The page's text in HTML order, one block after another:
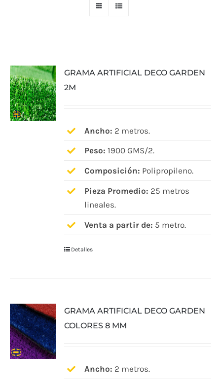
GRAMA ARTIFICIAL DECO GARDEN
2M
Ancho: 2 metros.
Peso: 1900 GMS/2.
Composición: Polipropileno.
Pieza Promedio: 25 metros
lineales.
Venta a partir de: 5 metro.
Detalles
GRAMA ARTIFICIAL DECO GARDEN
COLORES 8 MM
Ancho: 2 metros.